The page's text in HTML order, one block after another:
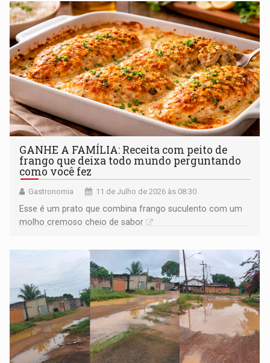
GANHE A FAMÍLIA: Receita com peito de
frango que deixa todo mundo perguntando
como você fez
Gastronomia 11 de Julho de 2026 às 08:30
Esse é um prato que combina frango suculento com um
molho cremoso cheio de sabor